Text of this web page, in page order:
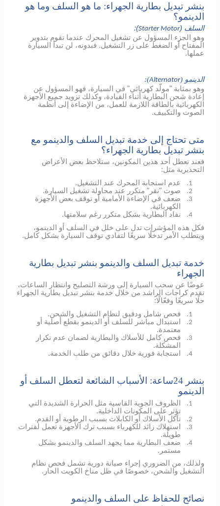
بنشر تبديل بطارية الجهراء: ما هو السلف وما هو
الدينمو؟
السلف (Starter Motor
):
وهو الجزء المسؤول عن تشغيل المحرك عندما تقوم بتدوير
المفتاح أو الضغط على زر التشغيل. فبدونه، لن تبدأ السيارة
عملها.
الدينمو (Alternator
):
وهو بمثابة "مولّد كهربائي" في السيارة، فهو المسؤول عن
إعادة شحن البطارية أثناء القيادة، وكذلك تزويد جميع الأجهزة
الكهربائية بالطاقة اللازمة للعمل، من الإضاءة إلى أنظمة
الصوت والتكييف.
متى تحتاج إلى خدمة تبديل السلف والدينمو مع
بنشر تبديل بطارية الجهراء؟
فعند تعطل أحد هذين المكونين، ستلاحظ بعض الأعراض
التحذيرية مثل:
1. عدم استجابة المحرك عند التشغيل.
2. صوت "نقر" متكرر عند محاولة تشغيل السيارة.
3.
ضعف في الإضاءة الأمامية أو توقف بعض الأجهزة
الكهربائية.
4.
نفاد البطارية بشكل متكرر رغم سلامتها.
فكل هذه المؤشرات تدل على خلل في السلف أو الدينمو،
ويتطلب الأمر تدخلًا سريعًا لتفادي توقف السيارة بشكل كامل.
خدمة تبديل السلف والدينمو بنشر تبديل بطارية
الجهراء
عوضًا عن سحب السيارة إلى ورشة التصليح وانتظار الساعات،
تقدم كراجات الراشد من خلال خدمة بنشر تبديل بطارية الجهراء
حلًا سريعًا وفعّالًا:
1. فحص شامل ودقيق لنظام التشغيل والشحن.
2.
استبدال مباشر للسلف أو الدينمو بقطع أصلية أو
معتمدة.
3.
فحص كامل للأسلاك والبطارية لضمان عدم تكرار
المشكلة.
4. استجابة فورية خلال دقائق من طلب الخدمة.
بنشر 24ساعة: الأسباب الشائعة لتعطل السلف أو
الدينمو
1.
الظروف الجوية القاسية مثل الحرارة الشديدة التي
تؤثر على المكونات الداخلية.
2. تآكل الأسلاك أو الكابلات بسبب الرطوبة أو القدم.
3.
استهلاك زائد للكهرباء بسبب ترك الأجهزة تعمل لفترات
طويلة.
4.
ضعف البطارية مما يجهد السلف والدينمو بشكل
مستمر.
ولذلك، من الضروري إجراء صيانة دورية تشمل فحص نظام
التشغيل والشحن، خصوصًا في ظل مناخ الكويت الحار.
نصائح للحفاظ على السلف والدينمو